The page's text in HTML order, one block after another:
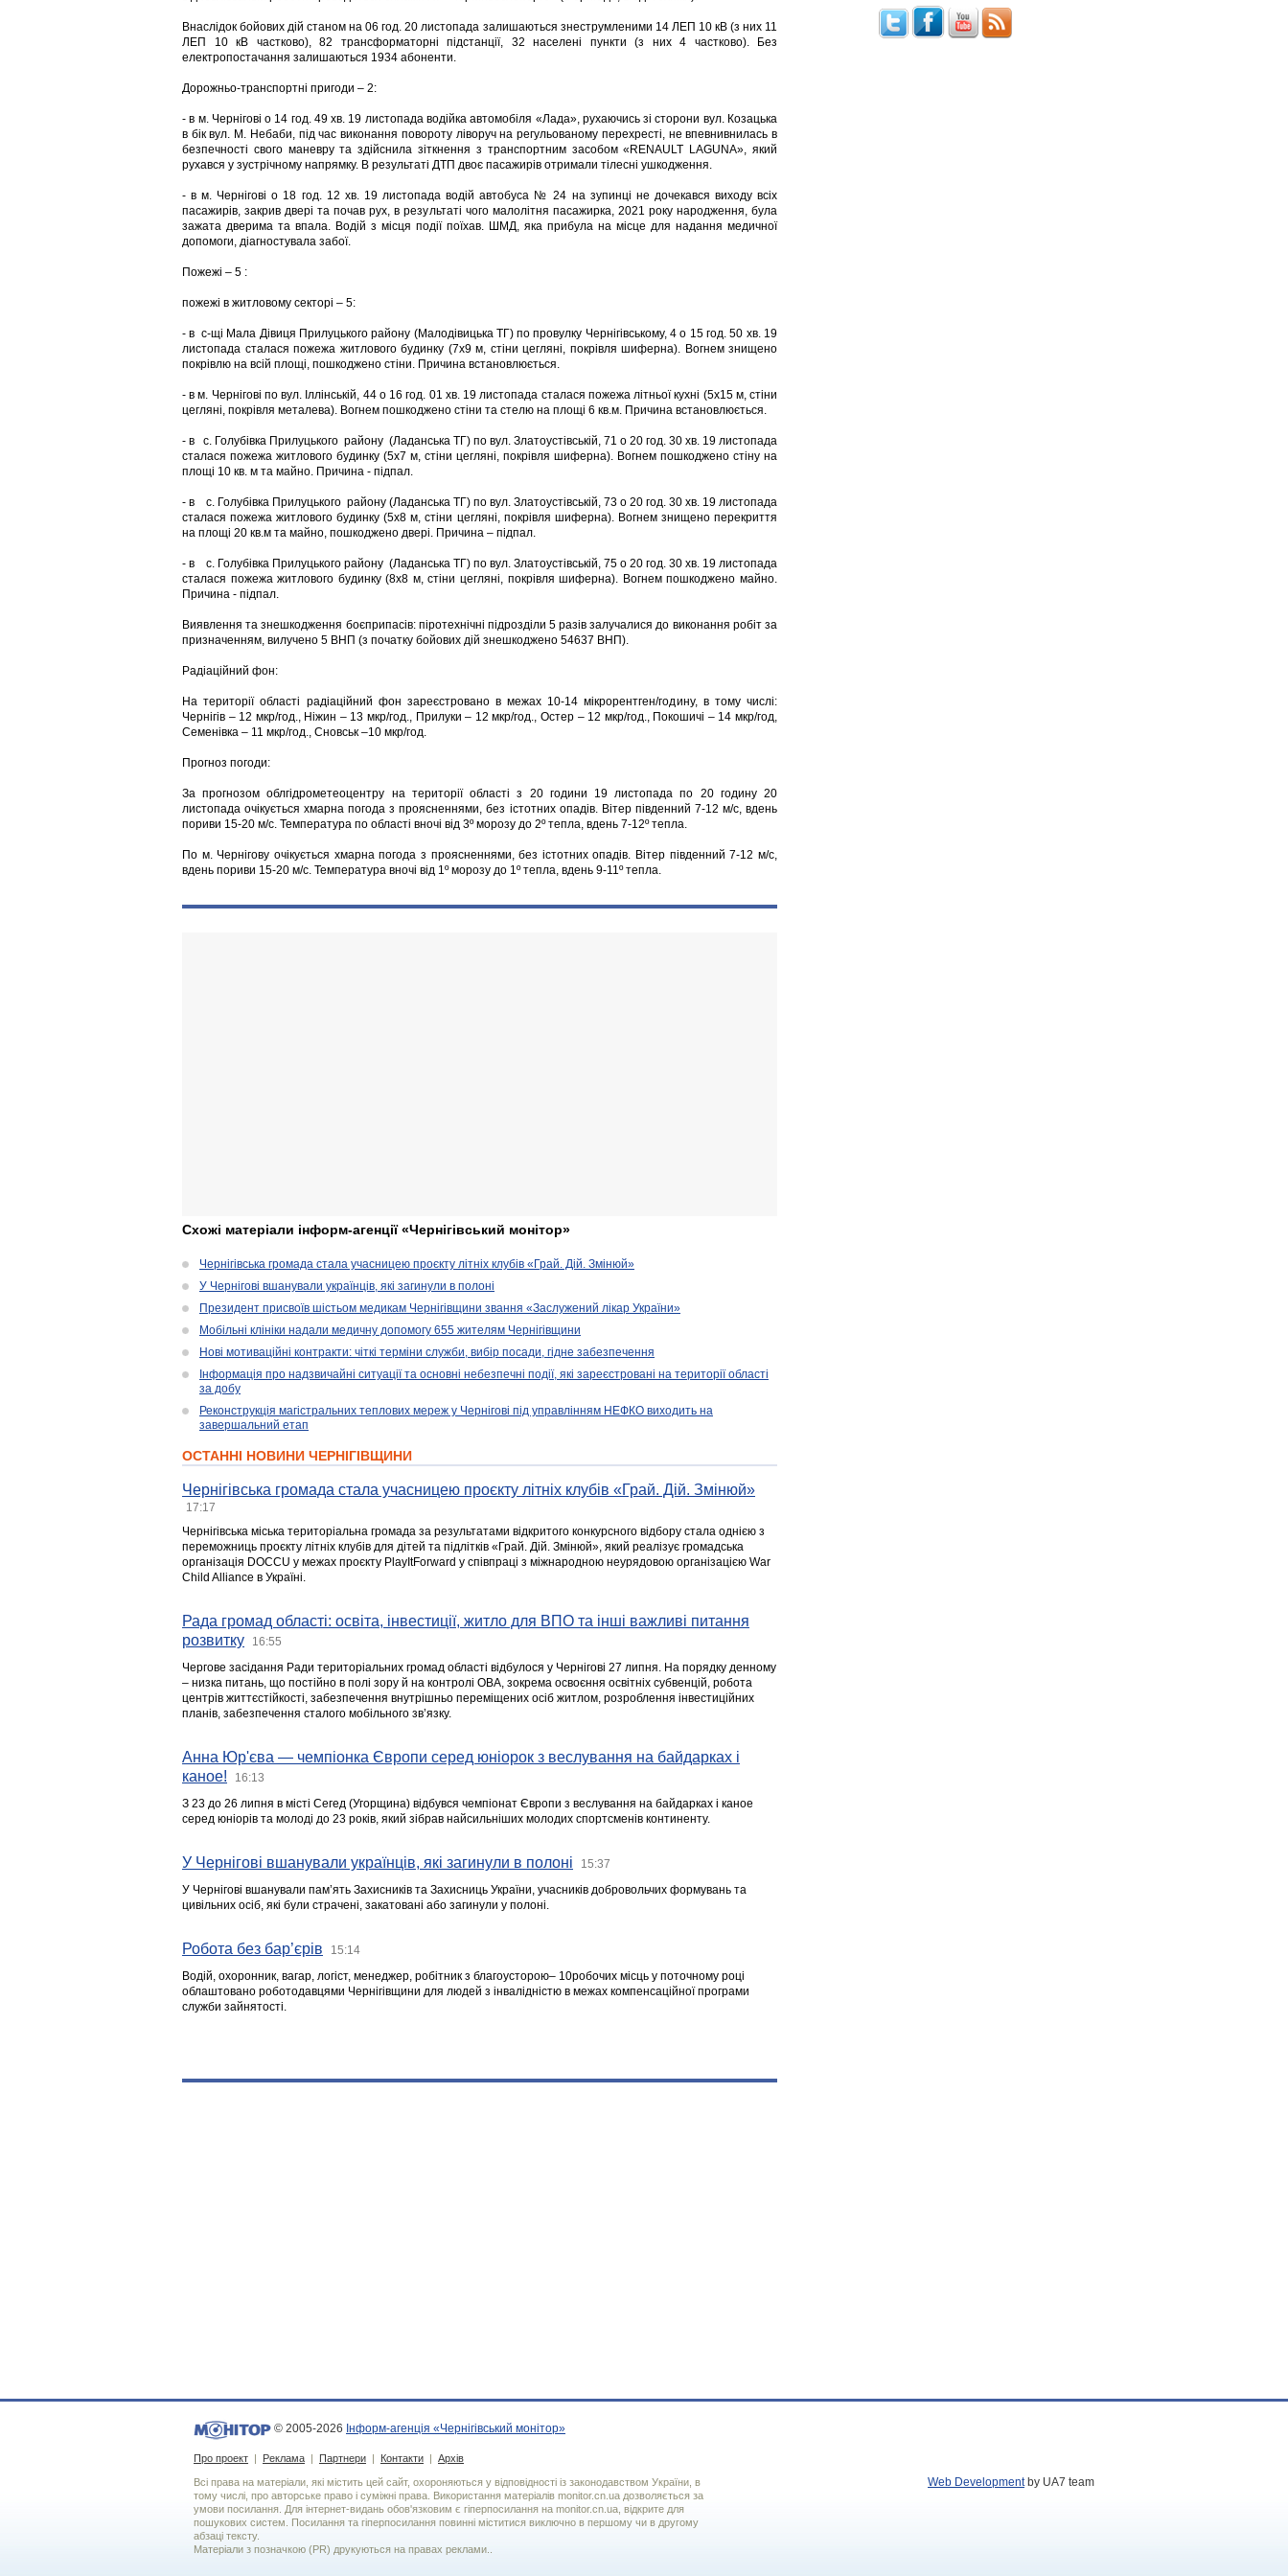
Внаслідок бойових дій станом на 06 год. 20 листопада залишаються знеструмленими 14 ЛЕП 10 кВ (з них 11
ЛЕП 10 кВ частково), 82 трансформаторні підстанції, 32 населені пункти (з них 4 частково). Без
електропостачання залишаються 1934 абоненти.
Дорожньо-транспортні пригоди – 2:
- в м. Чернігові о 14 год. 49 хв. 19 листопада водійка автомобіля «Лада», рухаючись зі сторони вул. Козацька
в бік вул. М. Небаби, під час виконання повороту ліворуч на регульованому перехресті, не впевнивнилась в
безпечності свого маневру та здійснила зіткнення з транспортним засобом «RENAULT LAGUNA», який
рухався у зустрічному напрямку. В результаті ДТП двоє пасажирів отримали тілесні ушкодження.
- в м. Чернігові о 18 год. 12 хв. 19 листопада водій автобуса № 24 на зупинці не дочекався виходу всіх
пасажирів, закрив двері та почав рух, в результаті чого малолітня пасажирка, 2021 року народження, була
зажата дверима та впала. Водій з місця події поїхав. ШМД, яка прибула на місце для надання медичної
допомоги, діагностувала забої.
Пожежі – 5 :
пожежі в житловому секторі – 5:
- в с-щі Мала Дівиця Прилуцького району (Малодівицька ТГ) по провулку Чернігівському, 4 о 15 год. 50 хв. 19
листопада сталася пожежа житлового будинку (7х9 м, стіни цегляні, покрівля шиферна). Вогнем знищено
покрівлю на всій площі, пошкоджено стіни. Причина встановлюється.
- в м. Чернігові по вул. Іллінській, 44 о 16 год. 01 хв. 19 листопада сталася пожежа літньої кухні (5х15 м, стіни
цегляні, покрівля металева). Вогнем пошкоджено стіни та стелю на площі 6 кв.м. Причина встановлюється.
- в с. Голубівка Прилуцького району (Ладанська ТГ) по вул. Златоустівській, 71 о 20 год. 30 хв. 19 листопада
сталася пожежа житлового будинку (5х7 м, стіни цегляні, покрівля шиферна). Вогнем пошкоджено стіну на
площі 10 кв. м та майно. Причина - підпал.
- в с. Голубівка Прилуцького району (Ладанська ТГ) по вул. Златоустівській, 73 о 20 год. 30 хв. 19 листопада
сталася пожежа житлового будинку (5х8 м, стіни цегляні, покрівля шиферна). Вогнем знищено перекриття
на площі 20 кв.м та майно, пошкоджено двері. Причина – підпал.
- в с. Голубівка Прилуцького району (Ладанська ТГ) по вул. Златоустівській, 75 о 20 год. 30 хв. 19 листопада
сталася пожежа житлового будинку (8х8 м, стіни цегляні, покрівля шиферна). Вогнем пошкоджено майно.
Причина - підпал.
Виявлення та знешкодження боєприпасів: піротехнічні підрозділи 5 разів залучалися до виконання робіт за
призначенням, вилучено 5 ВНП (з початку бойових дій знешкоджено 54637 ВНП).
Радіаційний фон:
На території області радіаційний фон зареєстровано в межах 10-14 мікрорентген/годину, в тому числі:
Чернігів – 12 мкр/год., Ніжин – 13 мкр/год., Прилуки – 12 мкр/год., Остер – 12 мкр/год., Покошичі – 14 мкр/год,
Семенівка – 11 мкр/год., Сновськ –10 мкр/год.
Прогноз погоди:
За прогнозом облгідрометеоцентру на території області з 20 години 19 листопада по 20 годину 20
листопада очікується хмарна погода з проясненнями, без істотних опадів. Вітер південний 7-12 м/с, вдень
пориви 15-20 м/с. Температура по області вночі від 3º морозу до 2º тепла, вдень 7-12º тепла.
По м. Чернігову очікується хмарна погода з проясненнями, без істотних опадів. Вітер південний 7-12 м/с,
вдень пориви 15-20 м/с. Температура вночі від 1º морозу до 1º тепла, вдень 9-11º тепла.
Схожі матеріали інформ-агенції «Чернігівський монітор»
Чернігівська громада стала учасницею проєкту літніх клубів «Грай. Дій. Змінюй»
У Чернігові вшанували українців, які загинули в полоні
Президент присвоїв шістьом медикам Чернігівщини звання «Заслужений лікар України»
Мобільні клініки надали медичну допомогу 655 жителям Чернігівщини
Нові мотиваційні контракти: чіткі терміни служби, вибір посади, гідне забезпечення
Інформація про надзвичайні ситуації та основні небезпечні події, які зареєстровані на території області
за добу
Реконструкція магістральних теплових мереж у Чернігові під управлінням НЕФКО виходить на
завершальний етап
ОСТАННІ НОВИНИ ЧЕРНІГІВЩИНИ
Чернігівська громада стала учасницею проєкту літніх клубів «Грай. Дій. Змінюй»
17:17
Чернігівська міська територіальна громада за результатами відкритого конкурсного відбору стала однією з
переможниць проєкту літніх клубів для дітей та підлітків «Грай. Дій. Змінюй», який реалізує громадська
організація DOCCU у межах проєкту PlayItForward у співпраці з міжнародною неурядовою організацією War
Child Alliance в Україні.
Рада громад області: освіта, інвестиції, житло для ВПО та інші важливі питання
розвитку
16:55
Чергове засідання Ради територіальних громад області відбулося у Чернігові 27 липня. На порядку денному
– низка питань, що постійно в полі зору й на контролі ОВА, зокрема освоєння освітніх субвенцій, робота
центрів життєстійкості, забезпечення внутрішньо переміщених осіб житлом, розроблення інвестиційних
планів, забезпечення сталого мобільного зв’язку.
Анна Юр'єва — чемпіонка Європи серед юніорок з веслування на байдарках і
каное!
16:13
З 23 до 26 липня в місті Сегед (Угорщина) відбувся чемпіонат Європи з веслування на байдарках і каное
серед юніорів та молоді до 23 років, який зібрав найсильніших молодих спортсменів континенту.
У Чернігові вшанували українців, які загинули в полоні 15:37
У Чернігові вшанували пам’ять Захисників та Захисниць України, учасників добровольчих формувань та
цивільних осіб, які були страчені, закатовані або загинули у полоні.
Робота без бар’єрів 15:14
Водій, охоронник, вагар, логіст, менеджер, робітник з благоусторою– 10робочих місць у поточному році
облаштовано роботодавцями Чернігівщини для людей з інвалідністю в межах компенсаційної програми
служби зайнятості.
© 2005-2026 Інформ-агенція «Чернігівський монітор»
Про проект | Реклама | Партнери | Контакти | Архів
Всі права на матеріали, які містить цей сайт, охороняються у відповідності із законодавством України, в
тому числі, про авторське право і суміжні права. Використання матерiалiв monitor.cn.ua дозволяється за
умови посилання. Для iнтернет-видань обов'язковим є гiперпосилання на monitor.cn.ua, відкрите для
пошукових систем. Посилання та гіперпосилання повинні міститися виключно в першому чи в другому
абзаці тексту.
Матеріали з позначкою (PR) друкуються на правах реклами..
Web Developmentby UA7 team